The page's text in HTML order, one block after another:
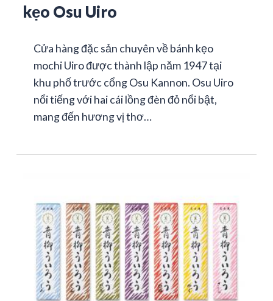
kẹo Osu Uiro
Cửa hàng đặc sản chuyên về bánh kẹo
mochi Uiro được thành lập năm 1947 tại
khu phố trước cổng Osu Kannon. Osu Uiro
nổi tiếng với hai cái lồng đèn đỏ nổi bật,
mang đến hương vị thơ…